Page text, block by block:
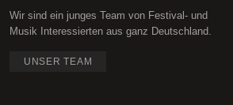
Wir sind ein junges Team von Festival- und
Musik Interessierten aus ganz Deutschland.
UNSER TEAM